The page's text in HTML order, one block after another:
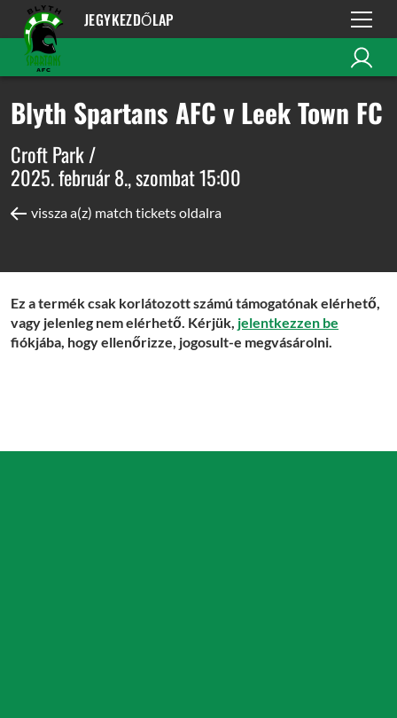
JEGYKEZDŐLAP
Blyth Spartans AFC v Leek Town FC
Croft Park /
2025. február 8., szombat 15:00
vissza a(z) match tickets oldalra
Ez a termék csak korlátozott számú támogatónak elérhető,
vagy jelenleg nem elérhető. Kérjük, jelentkezzen be
fiókjába, hogy ellenőrizze, jogosult-e megvásárolni.